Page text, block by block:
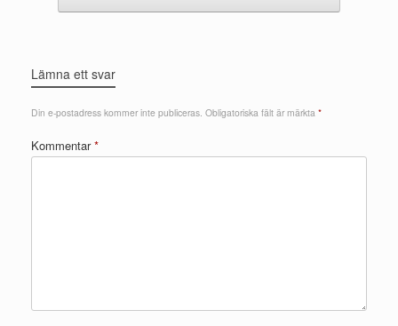
Lämna ett svar
Din e-postadress kommer inte publiceras. Obligatoriska fält är märkta *
Kommentar*